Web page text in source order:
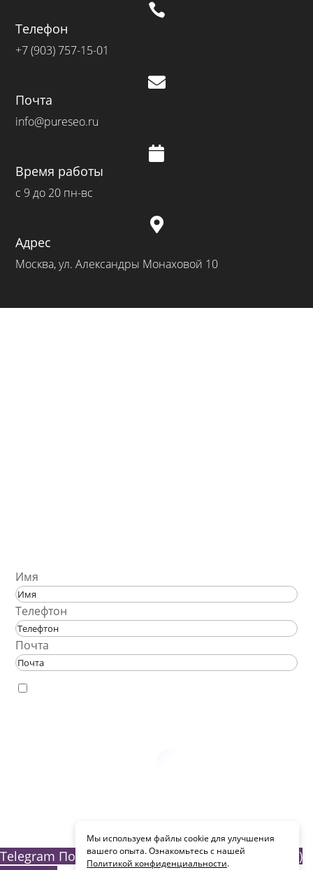

Телефон
+7 (903) 757-15-01

Почта
info@pureseo.ru

Время работы
с 9 до 20 пн-вс

Адрес
Москва, ул. Александры Монаховой 10
Имя
Телефтон
Почта
Telegram Почта info@pureseo.ru Телефон +7 (903)
Мы используем файлы cookie для улучшения
вашего опыта. Ознакомьтесь с нашей
Политикой конфиденциальности.